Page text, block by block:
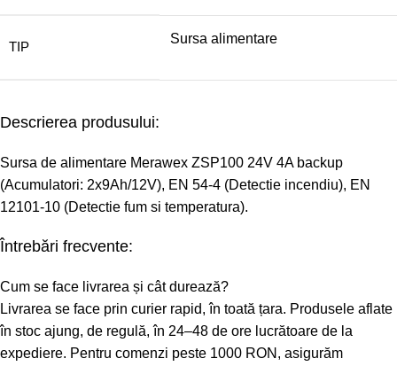
TIP
Sursa alimentare
Descrierea produsului:
Sursa de alimentare Merawex ZSP100 24V 4A backup
(Acumulatori: 2x9Ah/12V), EN 54-4 (Detectie incendiu), EN
12101-10 (Detectie fum si temperatura).
Întrebări frecvente:
Cum se face livrarea și cât durează?
Livrarea se face prin curier rapid, în toată țara. Produsele aflate
în stoc ajung, de regulă, în 24–48 de ore lucrătoare de la
expediere. Pentru comenzi peste 1000 RON, asigurăm